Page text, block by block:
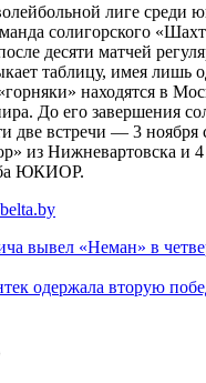
лиге среди
солигорского
десяти матчей
таблицу, имея лишь
находятся в
До его завершения
две встречи — 3 ноября
из Нижневартовска и 4
ЮКИОР.
вывел «Неман» в
одержала вторую